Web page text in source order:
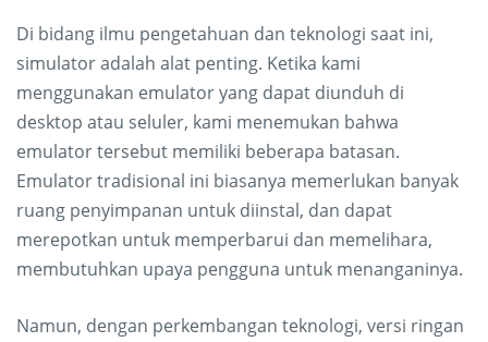
Di bidang ilmu pengetahuan dan teknologi saat ini,
simulator adalah alat penting. Ketika kami
menggunakan emulator yang dapat diunduh di
desktop atau seluler, kami menemukan bahwa
emulator tersebut memiliki beberapa batasan.
Emulator tradisional ini biasanya memerlukan banyak
ruang penyimpanan untuk diinstal, dan dapat
merepotkan untuk memperbarui dan memelihara,
membutuhkan upaya pengguna untuk menanganinya.
Namun, dengan perkembangan teknologi, versi ringan